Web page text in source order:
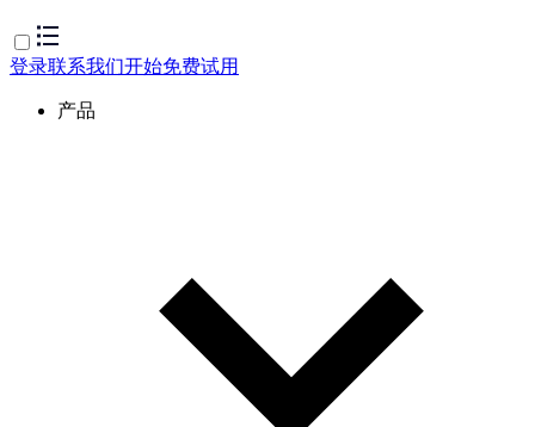
登录联系我们开始免费试用
产品